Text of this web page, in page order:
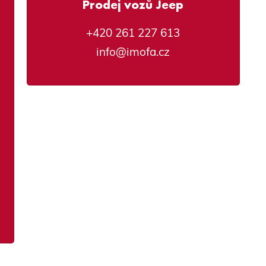
Prodej vozů Jeep
+420 261 227 613
info@imofa.cz